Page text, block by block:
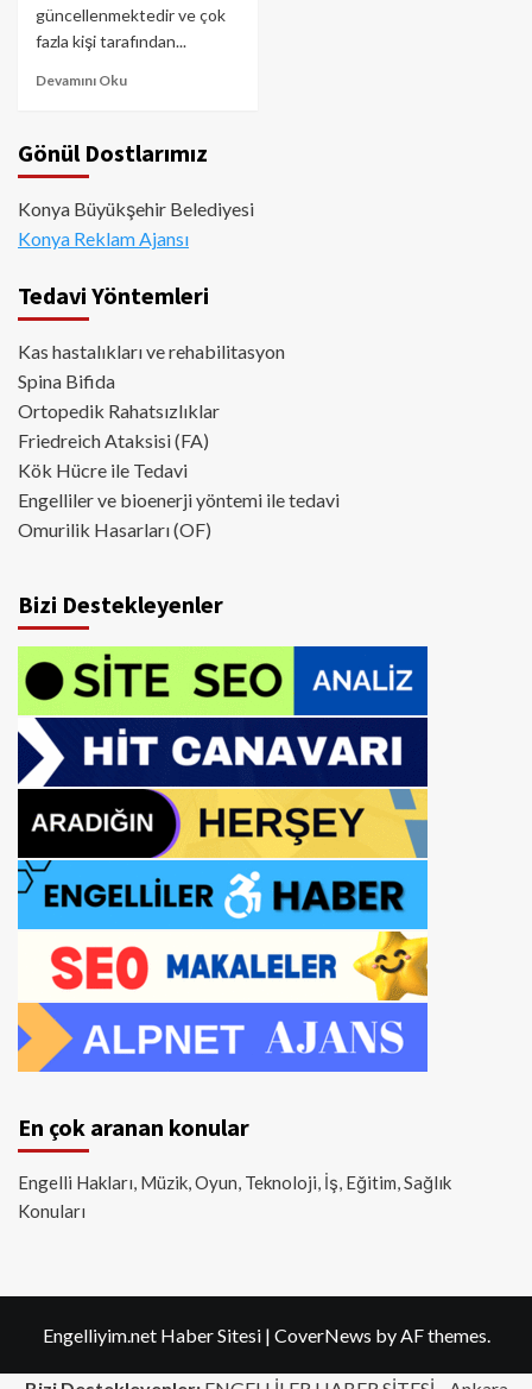
güncellenmektedir ve çok
fazla kişi tarafından...
Devamını Oku
Gönül Dostlarımız
Konya Büyükşehir Belediyesi
Konya Reklam Ajansı
Tedavi Yöntemleri
Kas hastalıkları ve rehabilitasyon
Spina Bifida
Ortopedik Rahatsızlıklar
Friedreich Ataksisi (FA)
Kök Hücre ile Tedavi
Engelliler ve bioenerji yöntemi ile tedavi
Omurilik Hasarları (OF)
Bizi Destekleyenler
En çok aranan konular
Engelli Hakları, Müzik, Oyun, Teknoloji, İş, Eğitim, Sağlık
Konuları
Engelliyim.net Haber Sitesi | CoverNews by AF themes.